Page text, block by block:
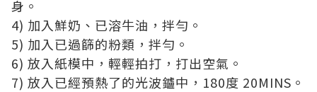
身。
4) 加入鮮奶、已溶牛油，拌勻。
5) 加入已過篩的粉類，拌勻。
6) 放入紙模中，輕輕拍打，打出空氣。
7) 放入已經預熱了的光波鑪中，180度 20MINS。